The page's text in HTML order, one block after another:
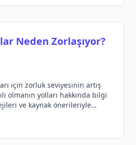
Neden Zorlaşıyor?
için zorluk seviyesinin artış
olmanın yolları hakkında bilgi
ve kaynak önerileriyle